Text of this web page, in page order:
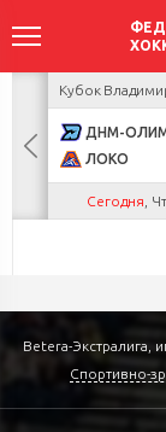
Кубок
ЛОКО
Сегодня ,
Betera-Экстралига,
Спортивно-